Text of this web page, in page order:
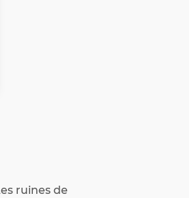
ruines de